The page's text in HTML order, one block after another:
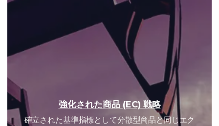
強化された商品 (EC) 戦略
確立された基準指標として分散型商品と同じエク